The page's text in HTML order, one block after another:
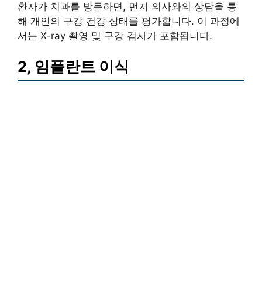
환자가 치과를 방문하면, 먼저 의사와의 상담을 통
해 개인의 구강 건강 상태를 평가합니다. 이 과정에
서는 X-ray 촬영 및 구강 검사가 포함됩니다.
2, 임플란트 이식